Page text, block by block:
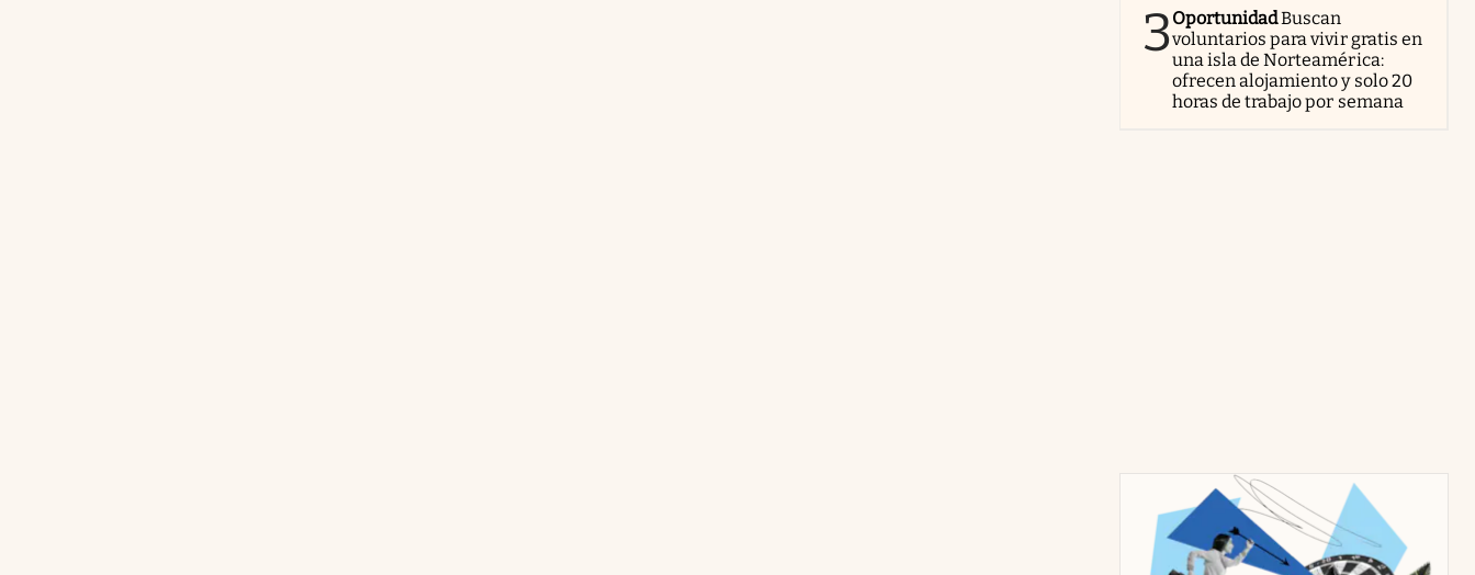
3OportunidadBuscan
voluntarios para vivir gratis en
una isla de Norteamérica:
ofrecen alojamiento y solo 20
horas de trabajo por semana